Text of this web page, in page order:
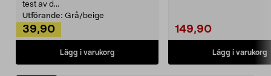
test av d...
Utförande: Grå/beige
39,90
Lägg i varukorg
149,90
Lägg i varukorg